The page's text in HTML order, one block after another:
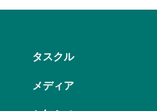
タスクル
メディア